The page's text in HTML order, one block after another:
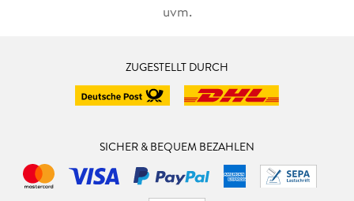
uvm.
ZUGESTELLT DURCH
SICHER & BEQUEM BEZAHLEN